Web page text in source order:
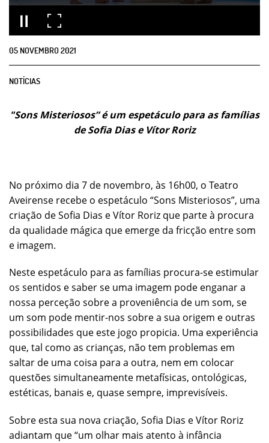
05 NOVEMBRO2021
NOTÍCIAS
"Sons Misteriosos” é um espetáculo para as famílias
de Sofia Dias e Vítor Roriz
No próximo dia 7 de novembro, às 16h00, o Teatro
Aveirense recebe o espetáculo “Sons Misteriosos”, uma
criação de Sofia Dias e Vítor Roriz que parte à procura
da qualidade mágica que emerge da fricção entre som
e imagem.
Neste espetáculo para as famílias procura-se estimular
os sentidos e saber se uma imagem pode enganar a
nossa perceção sobre a proveniência de um som, se
um som pode mentir-nos sobre a sua origem e outras
possibilidades que este jogo propicia. Uma experiência
que, tal como as crianças, não tem problemas em
saltar de uma coisa para a outra, nem em colocar
questões simultaneamente metafísicas, ontológicas,
estéticas, banais e, quase sempre, imprevisíveis.
Sobre esta sua nova criação, Sofia Dias e Vítor Roriz
adiantam que “um olhar mais atento à infância